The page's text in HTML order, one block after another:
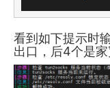
看到如下提示时
出口，后4个是家